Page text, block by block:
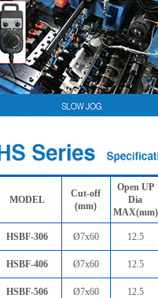
MODEL
Cut-off
(mm)
Open UP
Dia
MAX(mm)
HSBF-306 Ø7x60 12.5
HSBF-406 Ø7x60 12.5
HSBF-506 Ø7x60 12.5